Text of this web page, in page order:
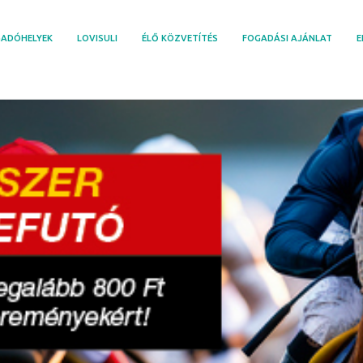
LOVISULI ÉLŐ KÖZVETÍTÉS FOGADÁSI AJÁNLAT